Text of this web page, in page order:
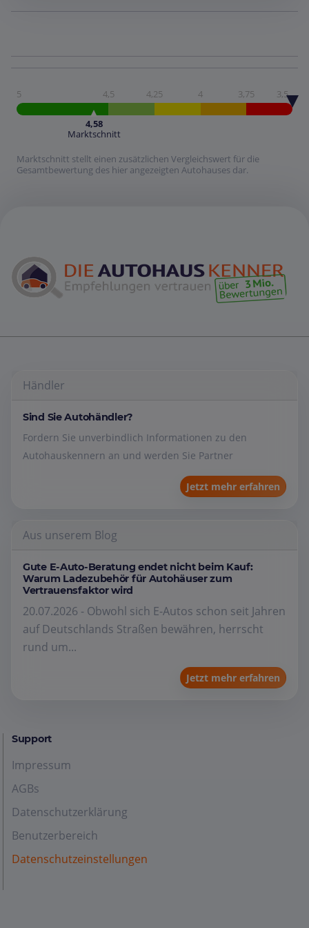
5 4,5 4,25 4 3,75 3,5
4,58
Marktschnitt
Marktschnitt stellt einen zusätzlichen Vergleichswert für die
Gesamtbewertung des hier angezeigten Autohauses dar.
Händler
Sind Sie Autohändler?
Fordern Sie unverbindlich Informationen zu den
Autohauskennern an und werden Sie Partner
Jetzt mehr erfahren
Aus unserem Blog
Gute E-Auto-Beratung endet nicht beim Kauf:
Warum Ladezubehör für Autohäuser zum
Vertrauensfaktor wird
20.07.2026 - Obwohl sich E-Autos schon seit Jahren
auf Deutschlands Straßen bewähren, herrscht
rund um...
Jetzt mehr erfahren
Support
Impressum
AGBs
Datenschutzerklärung
Benutzerbereich
Datenschutzeinstellungen